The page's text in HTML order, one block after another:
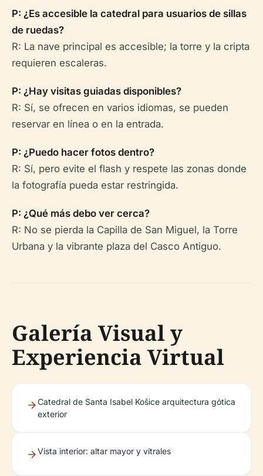
P: ¿Es accesible la catedral para usuarios de sillas
de ruedas?
R: La nave principal es accesible; la torre y la cripta
requieren escaleras.
P: ¿Hay visitas guiadas disponibles?
R: Sí, se ofrecen en varios idiomas, se pueden
reservar en línea o en la entrada.
P: ¿Puedo hacer fotos dentro?
R: Sí, pero evite el flash y respete las zonas donde
la fotografía pueda estar restringida.
P: ¿Qué más debo ver cerca?
R: No se pierda la Capilla de San Miguel, la Torre
Urbana y la vibrante plaza del Casco Antiguo.
Galería Visual y
Experiencia Virtual
Catedral de Santa Isabel Košice arquitectura gótica
exterior
Vista interior: altar mayor y vitrales